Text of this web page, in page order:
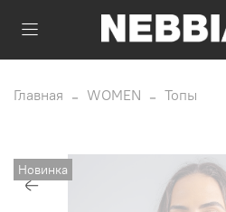
Главная WOMEN Топы
Новинка